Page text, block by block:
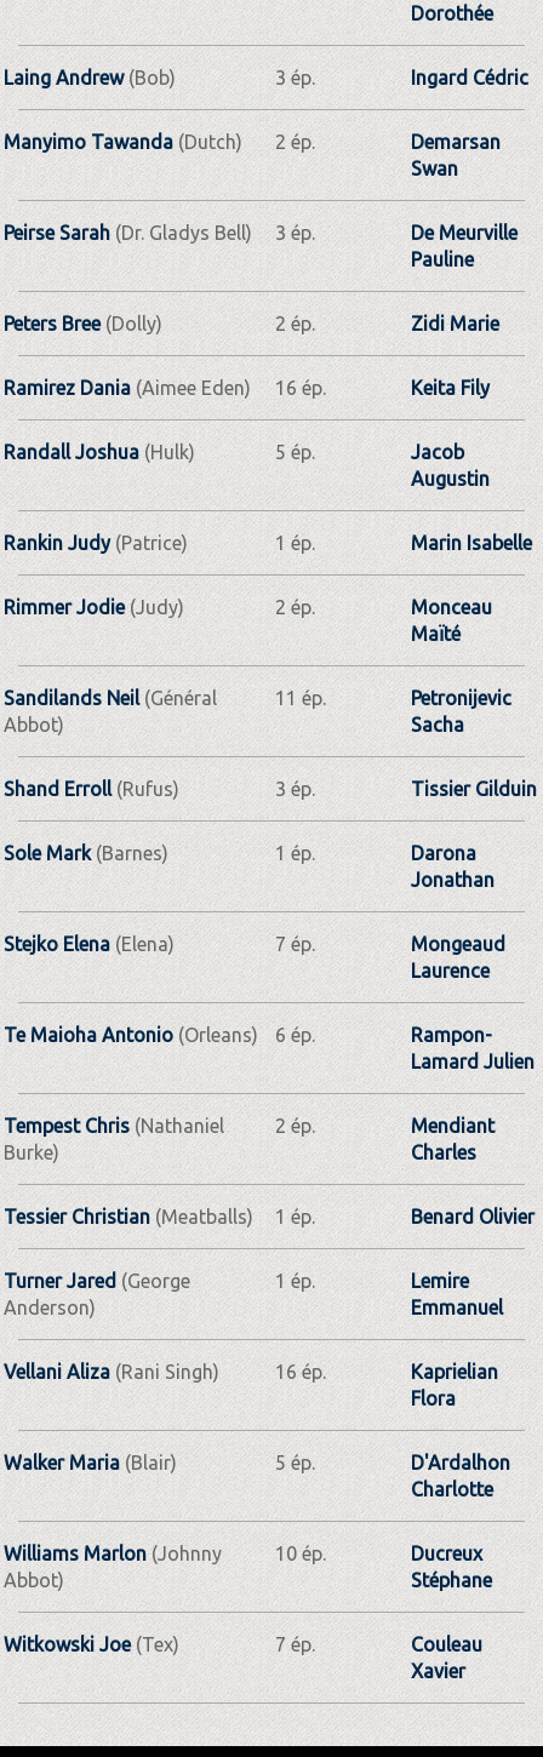
Dorothée
Laing Andrew(Bob) 3 ép. Ingard Cédric
Manyimo Tawanda (Dutch) 2 ép.
Demarsan
Swan
Peirse Sarah(Dr. Gladys Bell) 3 ép.
De Meurville
Pauline
Peters Bree(Dolly) 2 ép. Zidi Marie
Ramirez Dania (Aimee Eden) 16 ép. Keita Fily
Randall Joshua(Hulk) 5 ép.
Jacob
Augustin
Rankin Judy(Patrice) 1 ép. Marin Isabelle
Rimmer Jodie(Judy) 2 ép.
Monceau
Maïté
Sandilands Neil(Général
Abbot)
11 ép.
Petronijevic
Sacha
Shand Erroll (Rufus) 3 ép. Tissier Gilduin
Sole Mark(Barnes) 1 ép.
Darona
Jonathan
Stejko Elena (Elena) 7 ép.
Mongeaud
Laurence
Te Maioha Antonio(Orleans) 6 ép.
Rampon-
Lamard Julien
Tempest Chris(Nathaniel
Burke)
2 ép.
Mendiant
Charles
Tessier Christian (Meatballs) 1 ép. Benard Olivier
Turner Jared (George
Anderson)
1 ép.
Lemire
Emmanuel
Vellani Aliza(Rani Singh) 16 ép.
Kaprielian
Flora
Walker Maria (Blair) 5 ép.
D'Ardalhon
Charlotte
Williams Marlon(Johnny
Abbot)
10 ép.
Ducreux
Stéphane
Witkowski Joe(Tex) 7 ép.
Couleau
Xavier